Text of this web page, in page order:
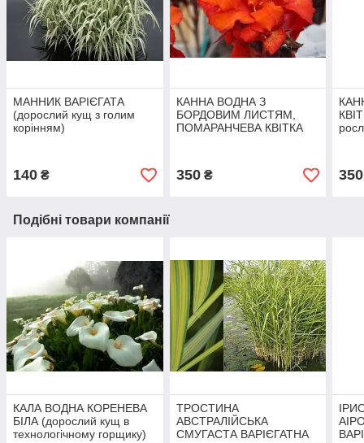
МАННИК ВАРІЄГАТА
(дорослий кущ з голим
корінням)
140 ₴
КАННА ВОДНА З
БОРДОВИМ ЛИСТЯМ,
ПОМАРАНЧЕВА КВІТКА
350₴ 350
Подібні товари компанії
КАЛА ВОДНА КОРЕНЕВА
БІЛА (дорослий кущ в
технологічному горщику)
ТРОСТИНА
АВСТРАЛІЙСЬКА
СМУГАСТА ВАРІЄГАТНА